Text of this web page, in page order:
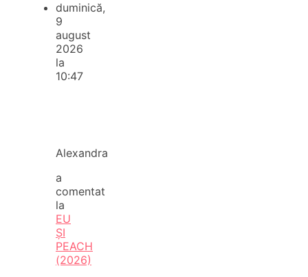
duminică,
9
august
2026
la
10:47
Alexandra
a
comentat
la
EU
ȘI
PEACH
(2026)